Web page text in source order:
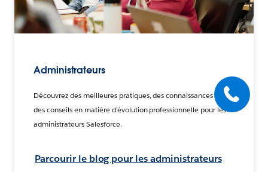
Administrateurs
Découvrez des meilleures pratiques, des connaissances et
des conseils en matière d'évolution professionnelle pour les
administrateurs Salesforce.
Parcourir le blog pour les administrateurs